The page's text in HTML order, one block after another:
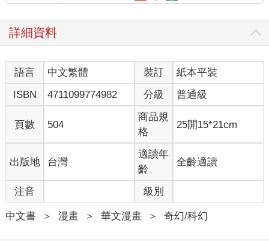
詳細資料
語言 中文繁體 裝訂
紙本平裝
ISBN
4711099774982 分級 普通級
頁數 504
商品規
格
25開15*21cm
出版地 台灣
適讀年
齡
全齡適讀
注音 級別
中文書 ＞ 漫畫 ＞ 華文漫畫 ＞ 奇幻/科幻